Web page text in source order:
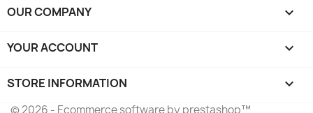
OUR COMPANY 
YOUR ACCOUNT 
STORE INFORMATION keyboard_arrow_down
© 2026 - Ecommerce software by prestashop™